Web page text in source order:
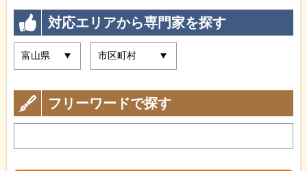
対応エリアから専門家を探す
フリーワードで探す